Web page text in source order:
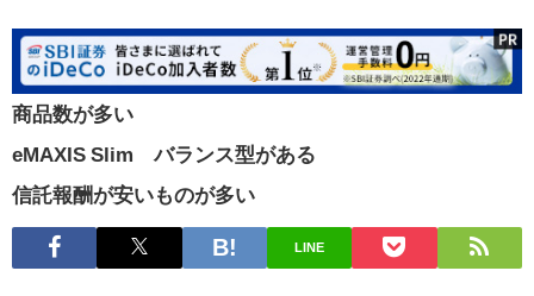
商品数が多い
eMAXIS Slim バランス型がある
信託報酬が安いものが多い
LINE